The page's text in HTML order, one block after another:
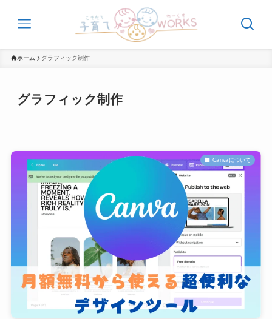
ホーム グラフィック制作
グラフィック制作
Canvaについて